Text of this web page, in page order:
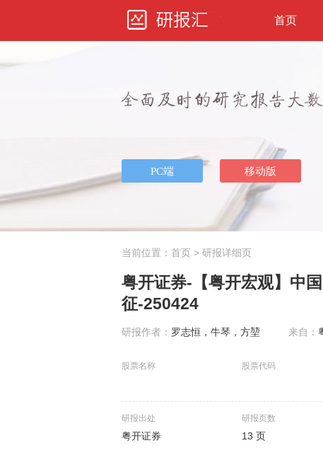
首页
当前位置： 首页 > 研报详细页
粤开证券-【粤开宏观】中
征-250424
研报作者： 罗志恒，牛琴，方堃 来自：
股票名称 股票代码
研报出处
粤开证券
研报页数
13 页